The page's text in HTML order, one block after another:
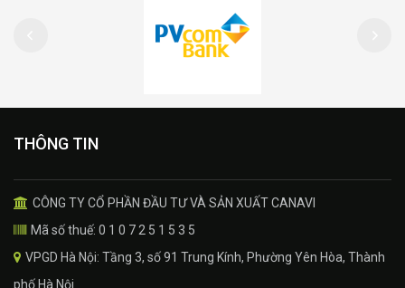
THÔNG TIN
CÔNG TY CỔ PHẦN ĐẦU TƯ VÀ SẢN XUẤT CANAVI
Mã số thuế: 0 1 0 7 2 5 1 5 3 5
VPGD Hà Nội: Tầng 3, số 91 Trung Kính, Phường Yên Hòa, Thành
phố Hà Nội